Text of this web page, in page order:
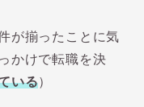
が揃ったことに気
かけで転職を決
いる）